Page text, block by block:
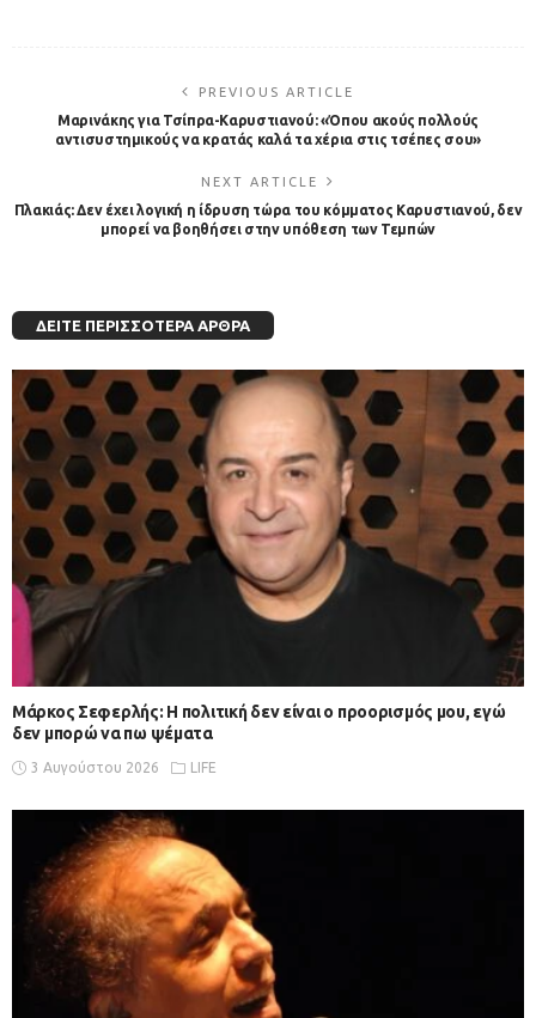
PREVIOUS ARTICLE
Μαρινάκης για Τσίπρα-Καρυστιανού: «Όπου ακούς πολλούς
αντισυστημικούς να κρατάς καλά τα χέρια στις τσέπες σου»
NEXT ARTICLE
Πλακιάς: Δεν έχει λογική η ίδρυση τώρα του κόμματος Καρυστιανού, δεν
μπορεί να βοηθήσει στην υπόθεση των Τεμπών
ΔΕΊΤΕ ΠΕΡΙΣΣΌΤΕΡΑ ΆΡΘΡΑ
Μάρκος Σεφερλής: Η πολιτική δεν είναι ο προορισμός μου, εγώ
δεν μπορώ να πω ψέματα
3 Αυγούστου 2026 LIFE